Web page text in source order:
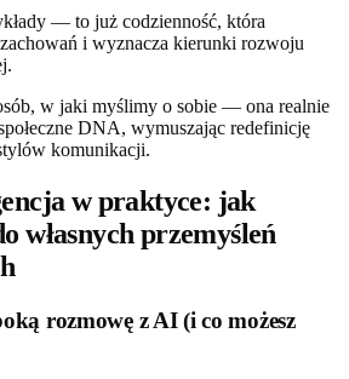
— to już codzienność, która
i wyznacza kierunki rozwoju
w jaki myślimy o sobie — ona realnie
DNA, wymuszając redefinicję
komunikacji.
w praktyce: jak
własnych przemyśleń
rozmowę z AI (i co możesz